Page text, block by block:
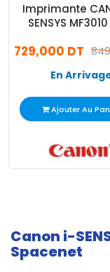
Imprimante
SENSYS
Noir
729,000 DT
En
Ajouter Au
Canon i-
Spacenet